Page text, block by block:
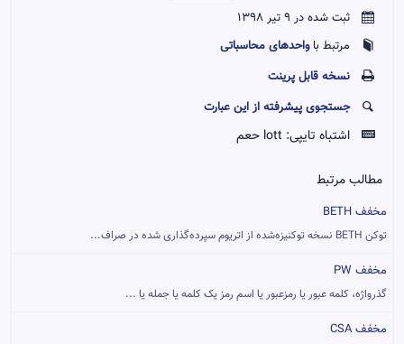
ثبت شده در 9 تیر 1398
مرتبط باواحدهای محاسباتی
نسخه قابل پرينت
جستجوی پیشرفته از این عبارت
اشتباه تایپی: lott حعم
مطالب مرتبط
مخفف BETH
توکن BETH نسخه توکنیزه‌شده از اتریوم سپرده‌گذاری شده در صراف...
مخفف PW
گذرواژه، کلمه عبور یا رمزعبور یا اسم رمز یک کلمه یا جمله یا ...
مخفف CSA